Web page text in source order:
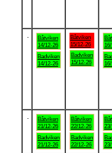
Båtviken
14/12-26
Badviken
14/12-26
Båtviken
15/12-26
Badviken
15/12-26
Båtviken
21/12-26
Badviken
21/12-26
Båtviken
22/12-26
Badviken
22/12-26